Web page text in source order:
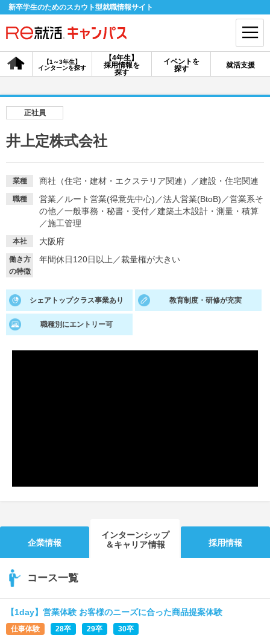
新卒学生のためのスカウト型就職情報サイト
【4年生】
採用情報を
探す
【1～3年生】
インターンを探す
イベントを
探す
就活支援
会員登録 ログイン
採用情報を探す
説明会を探す
インターンを探す
イベントを探す
就活ノウハウ・サポート
就活支援 就活コラム
適職診断
正社員
井上定株式会社
業種 商社（住宅・建材・エクステリア関連） ／建設・住宅関連
職種 営業／ ルート営業(得意先中心) ／法人営業(BtoB) ／営業系そ
の他／一般事務・秘書・受付／建築土木設計・測量・積算
／施工管理
本社 大阪府
働き方
の特徴
年間休日120日以上 ／裁量権が大きい
シェアトップクラス事業あり 教育制度・研修が充実
職種別にエントリー可
企業情報
インターンシップ
＆キャリア情報
採用情報
コース一覧
【1day】営業体験 お客様のニーズに合った商品提案体験
仕事体験 28卒 29卒 30卒